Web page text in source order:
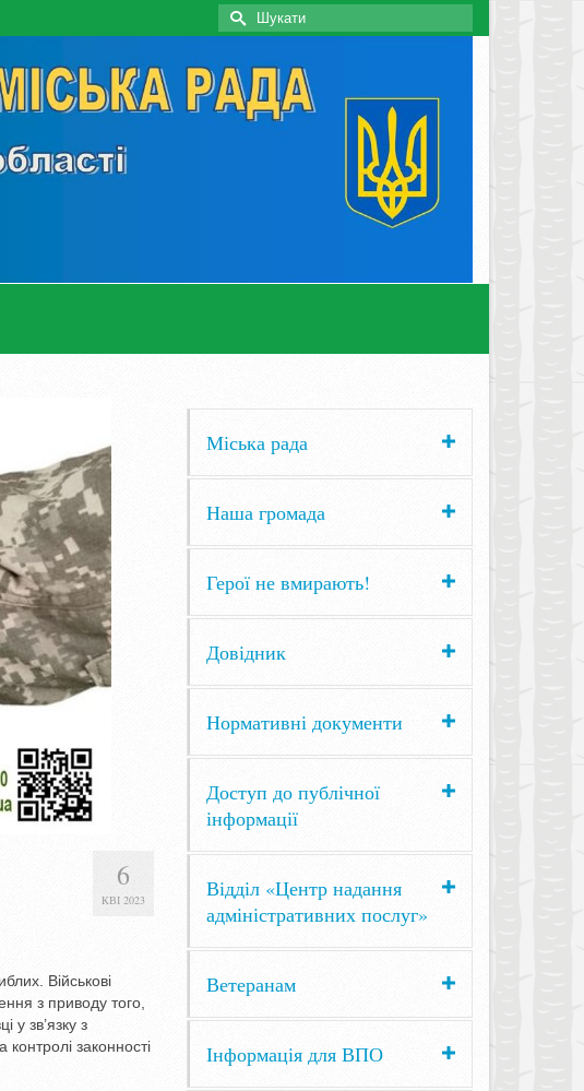
Search
for:
6
КВІ 2023
Військові
з приводу того,
у зв’язку з
законності
Міська рада
Наша громада
Герої не вмирають!
Довідник
Нормативні документи
Доступ до публічної
інформації
Відділ «Центр надання
адміністративних послуг»
Ветеранам
Інформація для ВПО